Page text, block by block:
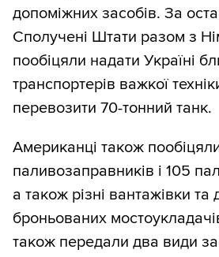
допоміжних засобів. За
Сполучені Штати разом з
пообіцяли надати Україні
транспортерів важкої
перевозити 70-тонний танк.
Американці також
паливозаправників і 105
а також різні вантажівки та
броньованих
також передали два види